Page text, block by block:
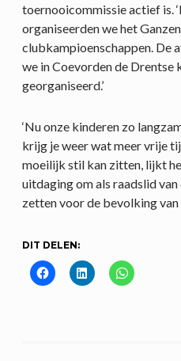
toernooicommissie actief is.
organiseerden we het
clubkampioenschappen. De
we in Coevorden de Drentse
georganiseerd.’
‘Nu onze kinderen zo
krijg je weer wat meer vrije
moeilijk stil kan zitten, lijkt
uitdaging om als raadslid
zetten voor de bevolking van
DIT DELEN: